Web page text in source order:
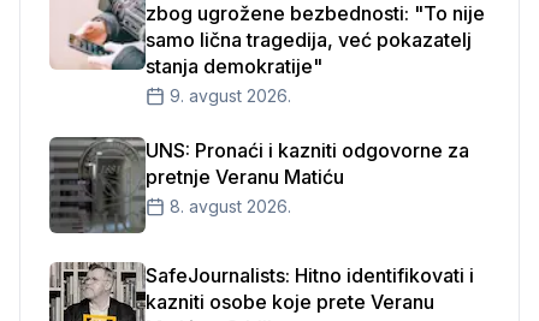
zbog ugrožene bezbednosti: "To nije
samo lična tragedija, već pokazatelj
stanja demokratije"
9. avgust 2026.
UNS: Pronaći i kazniti odgovorne za
pretnje Veranu Matiću
8. avgust 2026.
SafeJournalists: Hitno identifikovati i
kazniti osobe koje prete Veranu